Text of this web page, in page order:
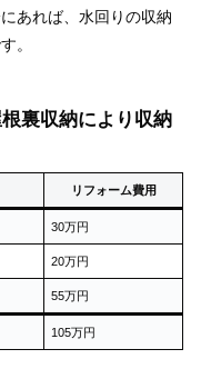
あれば、水回りの収納
。
裏収納により収納
リフォーム費用
30万円
20万円
55万円
105万円